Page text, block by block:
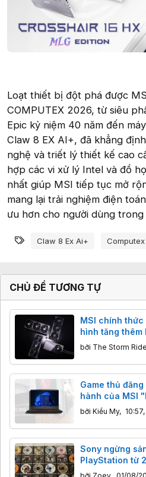
Loạt thiết bị đột phá được
COMPUTEX 2026, từ siêu
Epic kỷ niệm 40 năm đến
Claw 8 EX AI+, đã khẳng
nghệ và triết lý thiết kế cao
hợp các vi xử lý Intel và đồ
nhất giúp MSI tiếp tục mở
mang lại trải nghiệm điện
ưu hơn cho người dùng trong
Từ khóa
Claw 8 Ex Ai+
CHỦ ĐỀ TƯƠNG TỰ
MSI chính
hình tăng thêm
bởi The Storm
Game thủ
hành của MSI
144Hz, sự thật
bởi Kiều My,
Sony ngừng
PlayStation từ
điều gì?